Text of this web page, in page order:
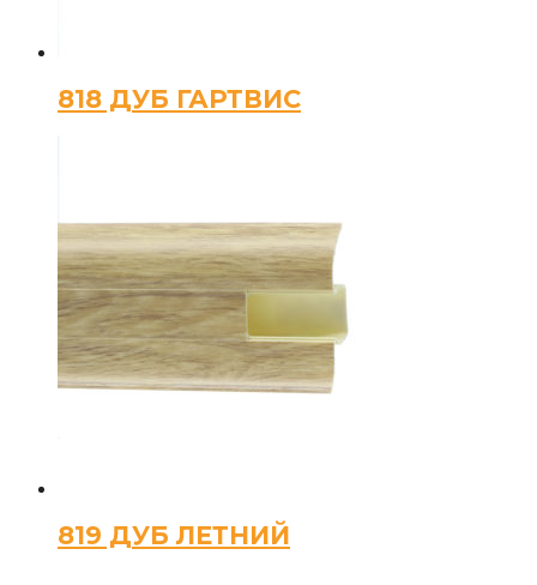
818 ДУБ ГАРТВИС
819 ДУБ ЛЕТНИЙ